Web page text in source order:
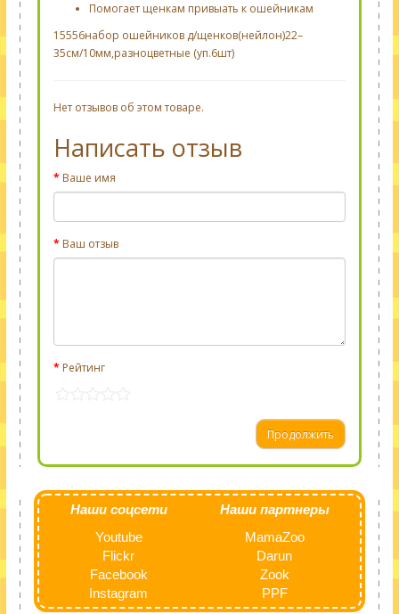
Помогает щенкам привыать к ошейникам
15556набор ошейников д/щенков(нейлон)22–
35см/10мм,разноцветные (уп.6шт)
Нет отзывов об этом товаре.
Написать отзыв
Ваше имя
Ваш отзыв
Рейтинг
Продолжить
Наши соцсети
Youtube
Flickr
Facebook
Instagram
Наши партнеры
MamaZoo
Darun
Zook
PPF